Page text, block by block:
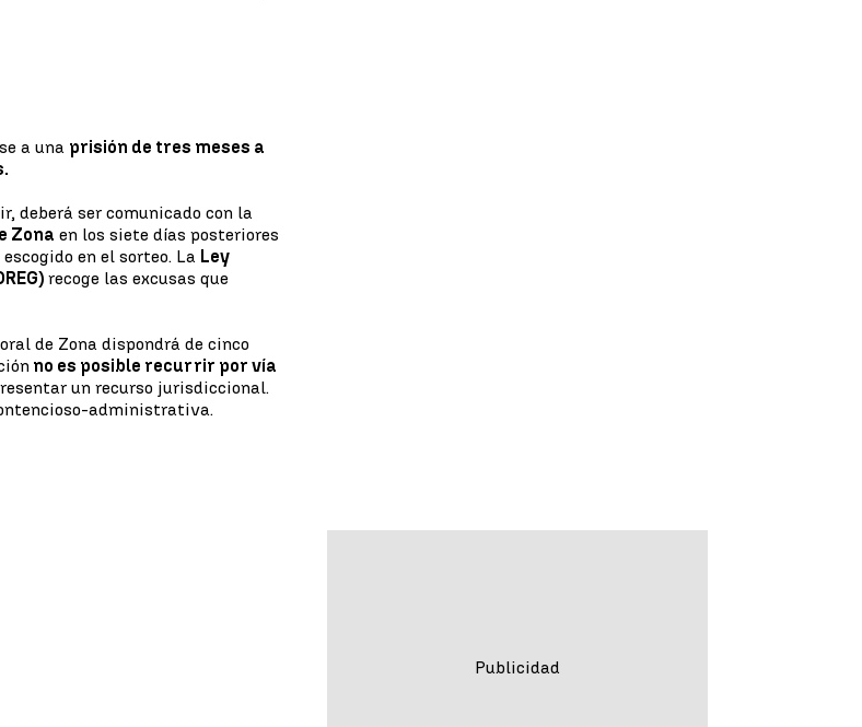
a una prisión de tres meses a
deberá ser comunicado con la
Zona en los siete días posteriores
en el sorteo. La Ley
recoge las excusas que
de Zona dispondrá de cinco
no es posible recurrir por vía
un recurso jurisdiccional.
administrativa.